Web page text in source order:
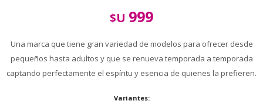
$U 999
Una marca que tiene gran variedad de modelos para ofrecer desde
pequeños hasta adultos y que se renueva temporada a temporada
captando perfectamente el espíritu y esencia de quienes la prefieren.
Variantes: